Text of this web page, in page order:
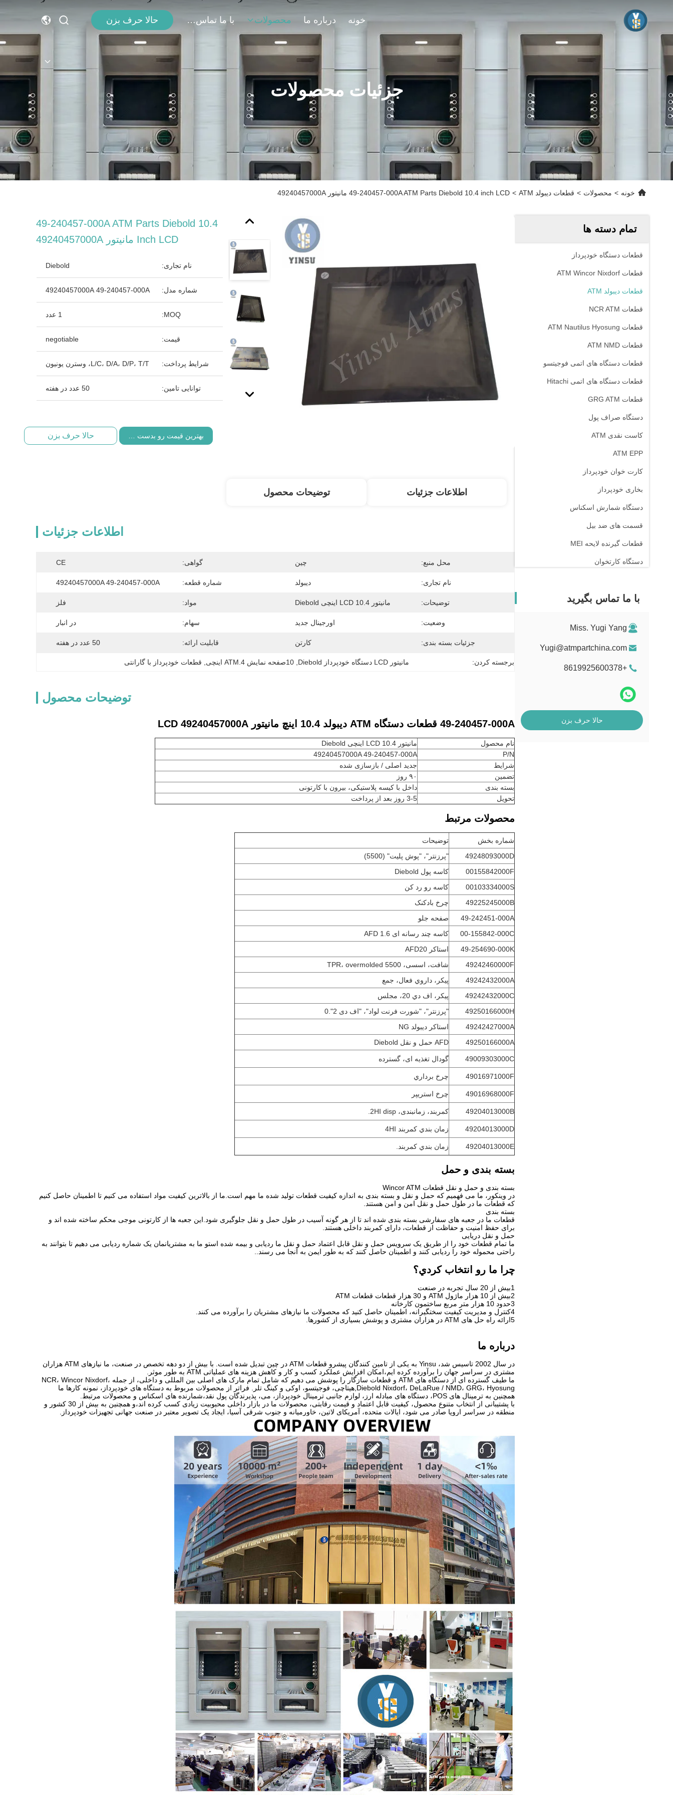
خونه درباره ما محصولات با ما تماس بگیرید حالا حرف بزن
جزئیات محصولات
خونه > محصولات > قطعات دیبولد ATM > 49-240457-000A ATM Parts Diebold 10.4 inch LCD مانیتور 49240457000A
تمام دسته ها
قطعات دستگاه خودپرداز
قطعات ATM Wincor Nixdorf
قطعات دیبولد ATM
قطعات NCR ATM
قطعات ATM Nautilus Hyosung
قطعات ATM NMD
قطعات دستگاه های اتمی فوجیتسو
قطعات دستگاه های اتمی Hitachi
قطعات GRG ATM
دستگاه صراف پول
کاست نقدی ATM
ATM EPP
کارت خوان خودپرداز
بخاری خودپرداز
دستگاه شمارش اسکناس
قسمت های ضد بیل
قطعات گیرنده لایحه MEI
دستگاه کارتخوان
با ما تماس بگیرید
Miss. Yugi Yang
Yugi@atmpartchina.com
+8619925600378
حالا حرف بزن
49-240457-000A ATM Parts Diebold 10.4
Inch LCD مانیتور 49240457000A
نام تجاری: Diebold
شماره مدل: 49240457000A 49-240457-000A
MOQ: 1 عدد
قیمت: negotiable
شرایط پرداخت: L/C، D/A، D/P، T/T، وسترن یونیون
توانایی تامین: 50 عدد در هفته
بهترین قیمت رو بدست بیار حالا حرف بزن
اطلاعات جزئیات توضیحات محصول
اطلاعات جزئیات
محل منبع: چین گواهی: CE
نام تجاری: دیبولد شماره قطعه: 49240457000A 49-240457-000A
توضیحات: مانیتور LCD 10.4 اینچی Diebold مواد: فلز
وضعیت: اورجینال جدید سهام: در انبار
جزئیات بسته بندی: کارتن قابلیت ارائه: 50 عدد در هفته
برجسته کردن: مانیتور LCD دستگاه خودپرداز Diebold , 10صفحه نمایش ATM.4 اینچی قطعات خودپرداز با گارانتی
توضیحات محصول
49-240457-000A قطعات دستگاه ATM دیبولد 10.4 اینچ مانیتور LCD 49240457000A
نام محصول
مانیتور LCD 10.4 اینچی Diebold
P/N
49240457000A 49-240457-000A
شرایط
جدید اصلی / بازسازی شده
تضمین
۹۰ روز
بسته بندی
داخل با کیسه پلاستیکی، بیرون با کارتونی
تحویل
3-5 روز بعد از پرداخت
محصولات مرتبط
شماره بخش
توضیحات
49248093000D
"پرزنتر"، "پوش پلیت" (5500)
00155842000F
کاسه پول Diebold
00103334000S
کاسه رو رد کن
49225245000B
چرخ بادکنک
49-242451-000A
صفحه جلو
00-155842-000C
کاسه چند رسانه ای AFD 1.6
49-254690-000K
استاکر AFD20
49242460000F
شافت، اسسی، TPR، overmolded 5500
49242432000A
پيکر، داروي فعال، جمع
49242432000C
پيكر، اف دي 20، مجلس
49250166000H
"پرزنتر"، "شورت فرنت لواد"، "اف دی 2".0
49242427000A
استاکر دیبولد NG
49250166000A
AFD حمل و نقل Diebold
49009303000C گودال تغذیه ای، گسترده
49016971000F چرخ برداري
49016968000F چرخ استریپر
49204013000B کمربند، زمانبندی، 2HI disp.
49204013000D زمان بندي کمربند 4HI
49204013000E زمان بندي کمربند.
بسته بندی و حمل
بسته بندی و حمل و نقل قطعات Wincor ATM
در وینکور، ما می فهمیم که حمل و نقل و بسته بندی به اندازه کیفیت قطعات تولید شده ما مهم است.ما از بالاترین کیفیت مواد استفاده می کنیم تا اطمینان حاصل کنیم
که قطعات ما در طول حمل و نقل امن و امن هستند.
بسته بندی
قطعات ما در جعبه های سفارشی بسته بندی شده اند تا از هر گونه آسیب در طول حمل و نقل جلوگیری شود.این جعبه ها از کارتونی موجی محکم ساخته شده اند و
برای حفظ امنیت و حفاظت از قطعات، دارای کمربند داخلی هستند.
حمل و نقل دریایی
ما تمام قطعات خود را از طریق یک سرویس حمل و نقل قابل اعتماد حمل و نقل ما ردیابی و بیمه شده استو ما به مشتریانمان یک شماره ردیابی می دهیم تا بتوانند به
راحتی محموله خود را ردیابی کنند و اطمینان حاصل کنند که به طور ایمن به آنجا می رسند..
چرا ما رو انتخاب کردي؟
1بیش از 20 سال تجربه در صنعت
2بیش از 10 هزار ماژول ATM و 30 هزار قطعات قطعات ATM
3حدود 10 هزار متر مربع ساختمون کارخانه
4کنترل و مدیریت کیفیت سختگیرانه، اطمینان حاصل کنید که محصولات ما نیازهای مشتریان را برآورده می کنند.
5ارائه راه حل های ATM در هزاران مشتری و پوشش بسیاری از کشورها.
درباره ما
در سال 2002 تاسیس شد، Yinsu به یکی از تامین کنندگان پیشرو قطعات ATM در چین تبدیل شده است. با بیش از دو دهه تخصص در صنعت، ما نیازهای ATM هزاران
مشتری در سراسر جهان را برآورده کرده ایم،امکان افزایش عملکرد کسب و کار و کاهش هزینه های عملیاتی ATM به طور موثر.
ما طیف گسترده ای از دستگاه های ATM و قطعات سازگار را پوشش می دهیم که شامل تمام مارک های اصلی بین المللی و داخلی، از جمله NCR، Wincor Nixdorf،
Diebold Nixdorf، DeLaRue / NMD، GRG، Hyosung,هیتاچی، فوجیتسو، اوکی و کینگ تلر. فراتر از محصولات مربوط به دستگاه های خودپرداز، نمونه کارها ما
همچنین به ترمینال های POS، دستگاه های مبادله ارز، لوازم جانبی ترمینال خودپرداز، می، پذیرندگان پول نقد،شمارنده های اسکناس و محصولات مرتبط.
با پشتیبانی از انتخاب متنوع محصول، کیفیت قابل اعتماد و قیمت رقابتی، محصولات ما در بازار داخلی محبوبیت زیادی کسب کرده اند،و همچنین به بیش از 30 کشور و
منطقه در سراسر اروپا صادر می شود، ایالات متحده، آمریکای لاتین، خاورمیانه و جنوب شرقی آسیا، ایجاد یک تصویر معتبر در صنعت جهانی تجهیزات خودپرداز.